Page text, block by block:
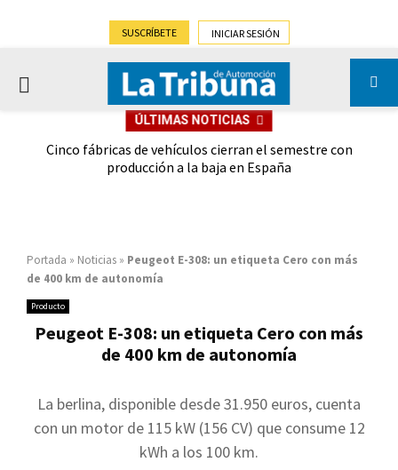
SUSCRÍBETE INICIAR SESIÓN
PRIMARY
ÚLTIMAS NOTICIAS
Cinco fábricas de vehículos cierran el semestre con
producción a la baja en España
Portada » Noticias » Peugeot E-308: un etiqueta Cero con más
de 400 km de autonomía
Producto
Peugeot E-308: un etiqueta Cero con más
de 400 km de autonomía
La berlina, disponible desde 31.950 euros, cuenta
con un motor de 115 kW (156 CV) que consume 12
kWh a los 100 km.